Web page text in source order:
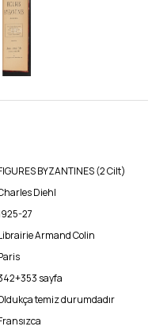
BYZANTINES (2 Cilt)
Diehl
27
Armand Colin
sayfa
temiz durumdadır